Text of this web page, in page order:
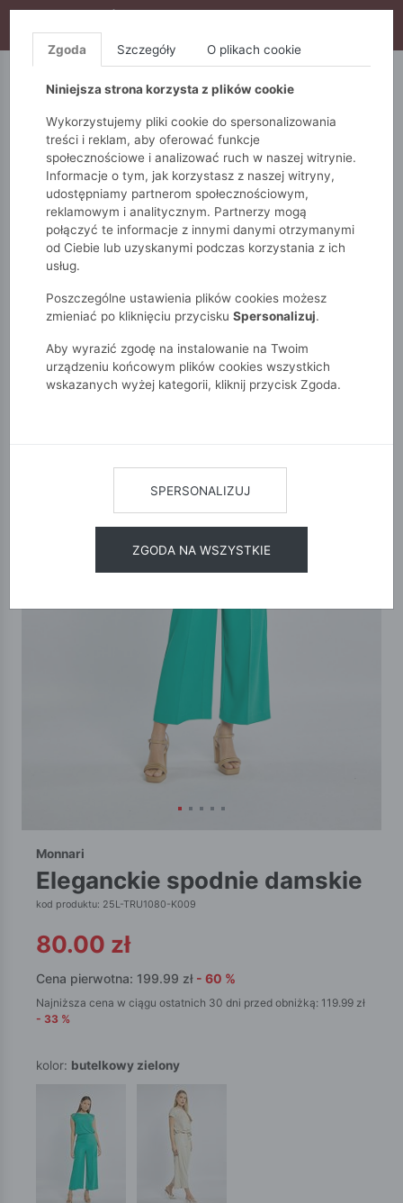
S10), DODATKOWE 15% ZA 3SZT (KOD: S15)
5.10.15. QUIOSQUE
Monnari Zobacz wszystko Spodnie
Klasyczne
Eleganckie spodnie damskie
Monnari
eleganckie spodnie damskie
kod produktu: 25L-TRU1080-K009
80.00 zł
Cena pierwotna: 199.99 zł - 60 %
Najniższa cena w ciągu ostatnich 30 dni przed obniżką: 119.99 zł
- 33 %
kolor: butelkowy zielony
Zgoda Szczegóły O plikach cookie
Niniejsza strona korzysta z plików cookie
Wykorzystujemy pliki cookie do spersonalizowania
treści i reklam, aby oferować funkcje
społecznościowe i analizować ruch w naszej witrynie.
Informacje o tym, jak korzystasz z naszej witryny,
udostępniamy partnerom społecznościowym,
reklamowym i analitycznym. Partnerzy mogą
połączyć te informacje z innymi danymi otrzymanymi
od Ciebie lub uzyskanymi podczas korzystania z ich
usług.
Poszczególne ustawienia plików cookies możesz
zmieniać po kliknięciu przycisku Spersonalizuj.
Aby wyrazić zgodę na instalowanie na Twoim
urządzeniu końcowym plików cookies wszystkich
wskazanych wyżej kategorii, kliknij przycisk Zgoda.
SPERSONALIZUJ
ZGODA NA WSZYSTKIE